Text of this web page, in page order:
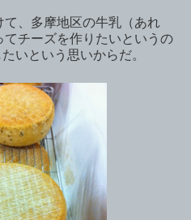
、多摩地区の牛乳（あれ
チーズを作りたいというの
いという思いからだ。